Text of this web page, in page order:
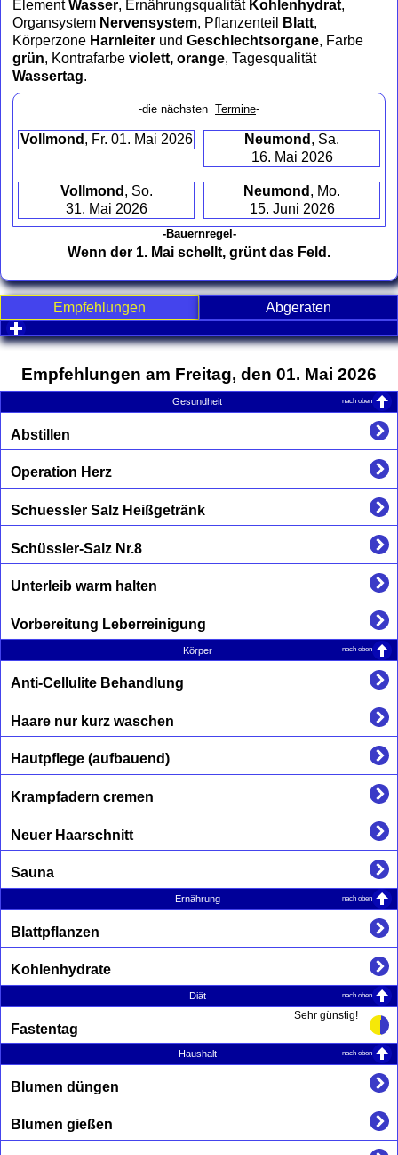
ElementWasser, Ernährungsqualität Kohlenhydrat,
Organsystem Nervensystem, Pflanzenteil Blatt,
Körperzone Harnleiter und Geschlechtsorgane, Farbe
grün, Kontrafarbe violett, orange, Tagesqualität
Wassertag.
-die nächsten Termine-
Vollmond , Fr. 01. Mai 2026 Neumond , Sa.
16. Mai 2026
Vollmond , So.
31. Mai 2026
Neumond , Mo.
15. Juni 2026
-Bauernregel-
Wenn der 1. Mai schellt, grünt das Feld.
Empfehlungen
Abgeraten
click to expand contents
Empfehlungen am Freitag, den 01. Mai 2026
Gesundheit nach oben
Abstillen
Operation Herz
Schuessler Salz Heißgetränk
Schüssler-Salz Nr.8
Unterleib warm halten
Vorbereitung Leberreinigung
Körper nach oben
Anti-Cellulite Behandlung
Haare nur kurz waschen
Hautpflege (aufbauend)
Krampfadern cremen
Neuer Haarschnitt
Sauna
Ernährung nach oben
Blattpflanzen
Kohlenhydrate
Diät nach oben
Sehr günstig!
Fastentag
Haushalt nach oben
Blumen düngen
Blumen gießen